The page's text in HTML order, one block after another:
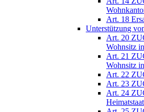
Art. 18
Unterstützung
Art. 20
Wohnsitz
Art. 21
Wohnsitz
Art. 22
Art. 23
Art. 24
Heimatstaat